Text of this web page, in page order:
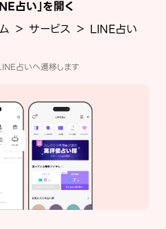
占い」を開く
＞ サービス ＞ LINE占い
占いへ遷移します